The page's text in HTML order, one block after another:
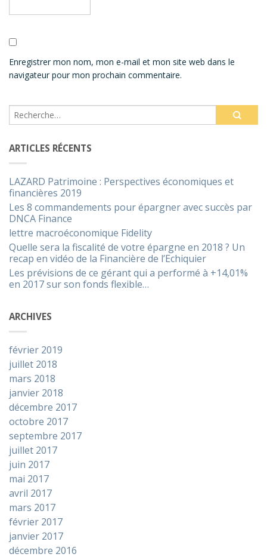
Enregistrer mon nom, mon e-mail et mon site web dans le
navigateur pour mon prochain commentaire.
ARTICLES RÉCENTS
LAZARD Patrimoine : Perspectives économiques et
financières 2019
Les 8 commandements pour épargner avec succès par
DNCA Finance
lettre macroéconomique Fidelity
Quelle sera la fiscalité de votre épargne en 2018 ? Un
recap en vidéo de la Financière de l’Echiquier
Les prévisions de ce gérant qui a performé à +14,01%
en 2017 sur son fonds flexible…
ARCHIVES
février 2019
juillet 2018
mars 2018
janvier 2018
décembre 2017
octobre 2017
septembre 2017
juillet 2017
juin 2017
mai 2017
avril 2017
mars 2017
février 2017
janvier 2017
décembre 2016